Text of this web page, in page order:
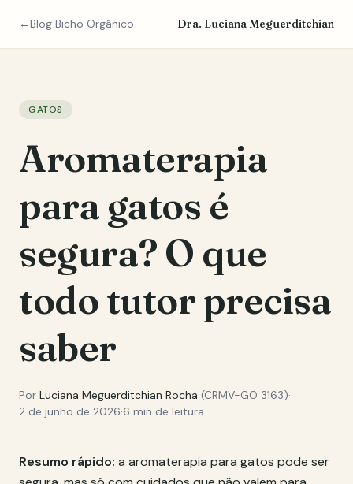
←Blog Bicho Orgânico Dra. Luciana Meguerditchian
GATOS
Aromaterapia
para gatos é
segura? O que
todo tutor precisa
saber
Por Luciana Meguerditchian Rocha (CRMV-GO 3163)·
2 de junho de 2026·6 min de leitura
Resumo rápido: a aromaterapia para gatos pode ser